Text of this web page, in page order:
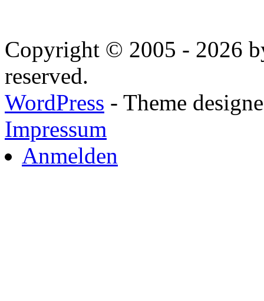
Copyright © 2005 - 2026
reserved.
WordPress - Theme
Impressum
Anmelden